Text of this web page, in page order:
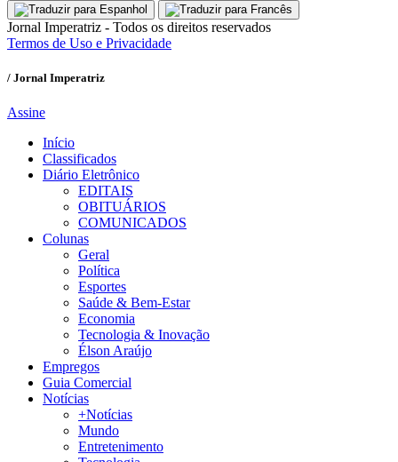
Jornal Imperatriz - Todos os direitos reservados
Termos de Uso e Privacidade
/ Jornal Imperatriz
Assine
Início
Classificados
Diário Eletrônico
EDITAIS
OBITUÁRIOS
COMUNICADOS
Colunas
Geral
Política
Esportes
Saúde & Bem-Estar
Economia
Tecnologia & Inovação
Élson Araújo
Empregos
Guia Comercial
Notícias
+Notícias
Mundo
Entretenimento